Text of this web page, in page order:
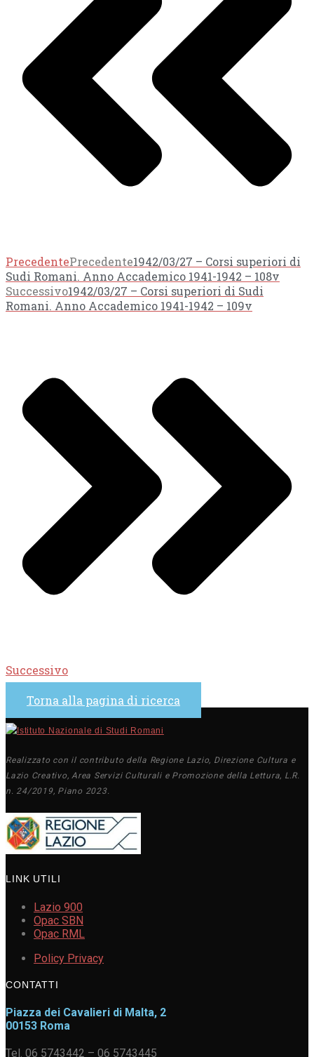
PrecedentePrecedente1942/03/27 – Corsi superiori di
Sudi Romani. Anno Accademico 1941-1942 – 108v
Successivo1942/03/27 – Corsi superiori di Sudi
Romani. Anno Accademico 1941-1942 – 109v
Successivo
Torna alla pagina di ricerca
Realizzato con il contributo della Regione Lazio, Direzione Cultura e
Lazio Creativo, Area Servizi Culturali e Promozione della Lettura, L.R.
n. 24/2019, Piano 2023.
LINK UTILI
Lazio 900
Opac SBN
Opac RML
Policy Privacy
CONTATTI
Piazza dei Cavalieri di Malta, 2
00153 Roma
Tel. 06 5743442 – 06 5743445